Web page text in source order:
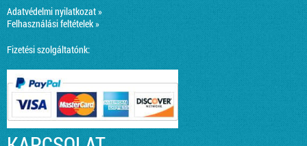
Adatvédelmi nyilatkozat »
Felhasználási feltételek »
Fizetési szolgáltatónk: